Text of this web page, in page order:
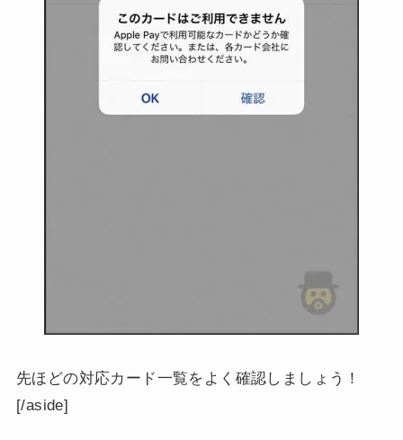
先ほどの対応カード一覧をよく確認しましょう！
[/aside]